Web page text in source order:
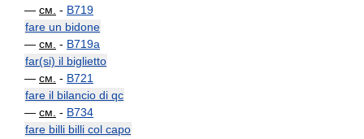
— см. - B719
fare un bidone
— см. - B719a
far(si) il biglietto
— см. - B721
fare il bilancio di qc
— см. - B734
fare billi billi col capo